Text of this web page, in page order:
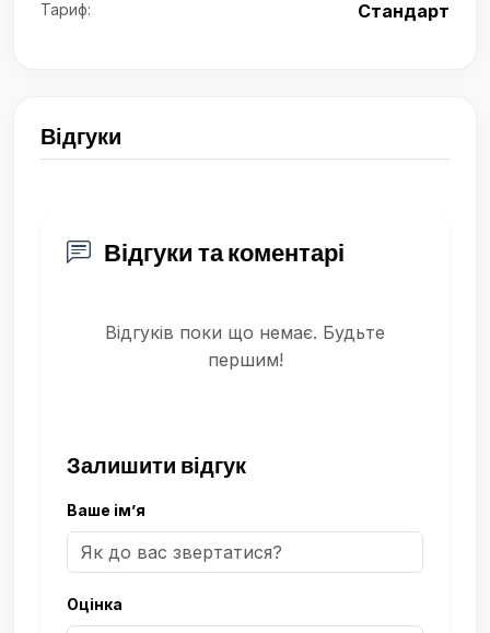
Тариф: Стандарт
Відгуки
Відгуки та коментарі
Відгуків поки що немає. Будьте
першим!
Залишити відгук
Ваше ім’я
Оцінка